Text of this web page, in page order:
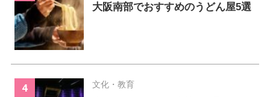
大阪南部でおすすめのうどん屋5選
文化・教育